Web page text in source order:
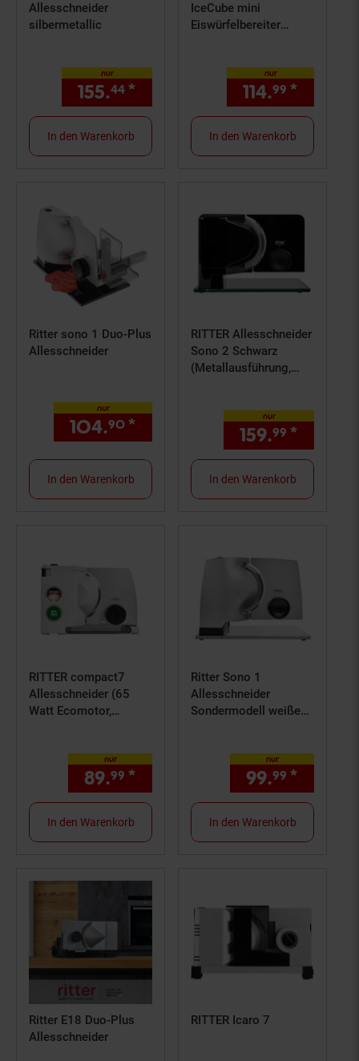
Allesschneider
silbermetallic
nur
155.44 * € Sternchen
In den Warenkorb
IceCube mini
Eiswürfelbereiter
Bedienung, 8 Eiswürfel
in 8-9 Minuten, bis zu
12 kg Eis pro Tag,
Wassertankvolumen
0,8 l, 2
Eiswürfelgrößen,
nur
114.99 *
In den Warenkorb
Ritter sono 1 Duo-Plus
Allesschneider
nur
104.90 * € Sternchen
In den Warenkorb
RITTER Allesschneider
Sono 2 Schwarz
(Metallausführung,
17 cm Ø, Sicherheits-
Moment- und
Dauerschalter, 65 Watt
Eco-Motor)
nur
159.99 *
In den Warenkorb
RITTER compact7
Allesschneider (65
Watt Ecomotor,
17 cm Ø,
Schnittstärkeeinstellun
g bis ca. 23 mm,
Sicherheits-Moment-
und Dauerschalter,
abnehmbarer Schlitten,
Auffangschale und
nur
89.99 * € Sternchen
In den Warenkorb
Ritter Sono 1
Allesschneider
Sondermodell weiße
nur
99.99 *
In den Warenkorb
Ritter E18 Duo-Plus
Allesschneider
RITTER Icaro 7